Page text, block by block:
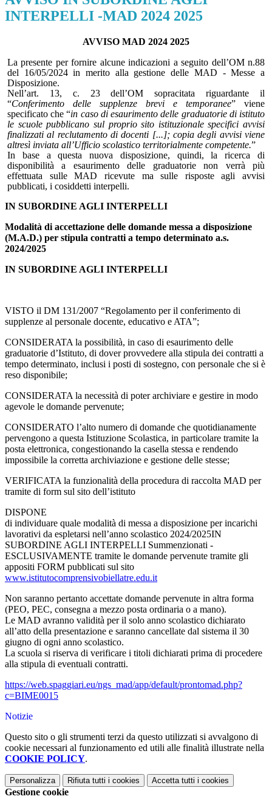
INTERPELLI -MAD 2024 2025
AVVISO MAD 2024 2025
La presente per fornire alcune indicazioni a seguito dell’OM n.88
del 16/05/2024 in merito alla gestione delle MAD - Messe a
Disposizione.
Nell’art. 13, c. 23 dell’OM sopracitata riguardante il
“Conferimento delle supplenze brevi e temporanee” viene
specificato che “in caso di esaurimento delle graduatorie di istituto
le scuole pubblicano sul proprio sito istituzionale specifici avvisi
finalizzati al reclutamento di docenti [...]; copia degli avvisi viene
altresì inviata all’Ufficio scolastico territorialmente competente.”
In base a questa nuova disposizione, quindi, la ricerca di
disponibilità a esaurimento delle graduatorie non verrà più
effettuata sulle MAD ricevute ma sulle risposte agli avvisi
pubblicati, i cosiddetti interpelli.
IN SUBORDINE AGLI INTERPELLI
Modalità di accettazione delle domande messa a disposizione
(M.A.D.) per stipula contratti a tempo determinato a.s.
2024/2025
IN SUBORDINE AGLI INTERPELLI
VISTO il DM 131/2007 “Regolamento per il conferimento di
supplenze al personale docente, educativo e ATA”;
CONSIDERATA la possibilità, in caso di esaurimento delle
graduatorie d’Istituto, di dover provvedere alla stipula dei contratti a
tempo determinato, inclusi i posti di sostegno, con personale che si è
reso disponibile;
CONSIDERATA la necessità di poter archiviare e gestire in modo
agevole le domande pervenute;
CONSIDERATO l’alto numero di domande che quotidianamente
pervengono a questa Istituzione Scolastica, in particolare tramite la
posta elettronica, congestionando la casella stessa e rendendo
impossibile la corretta archiviazione e gestione delle stesse;
VERIFICATA la funzionalità della procedura di raccolta MAD per
tramite di form sul sito dell’istituto
DISPONE
di individuare quale modalità di messa a disposizione per incarichi
lavorativi da espletarsi nell’anno scolastico 2024/2025IN
SUBORDINE AGLI INTERPELLI Summenzionati -
ESCLUSIVAMENTE tramite le domande pervenute tramite gli
appositi FORM pubblicati sul sito
www.istitutocomprensivobiellatre.edu.it
Non saranno pertanto accettate domande pervenute in altra forma
(PEO, PEC, consegna a mezzo posta ordinaria o a mano).
Le MAD avranno validità per il solo anno scolastico dichiarato
all’atto della presentazione e saranno cancellate dal sistema il 30
giugno di ogni anno scolastico.
La scuola si riserva di verificare i titoli dichiarati prima di procedere
alla stipula di eventuali contratti.
https://web.spaggiari.eu/ngs_mad/app/default/prontomad.php?
c=BIME0015
Notizie
Questo sito o gli strumenti terzi da questo utilizzati si avvalgono di
cookie necessari al funzionamento ed utili alle finalità illustrate nella
COOKIE POLICY.
Personalizza Rifiuta tutti i cookies Accetta tutti i cookies
Gestione cookie